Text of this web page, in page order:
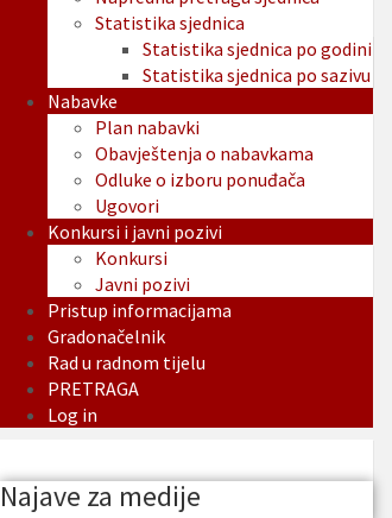
Statistika sjednica
Statistika sjednica po godini
Statistika sjednica po sazivu
Nabavke
Plan nabavki
Obavještenja o nabavkama
Odluke o izboru ponuđača
Ugovori
Konkursi i javni pozivi
Konkursi
Javni pozivi
Pristup informacijama
Gradonačelnik
Rad u radnom tijelu
PRETRAGA
Log in
Najave za medije